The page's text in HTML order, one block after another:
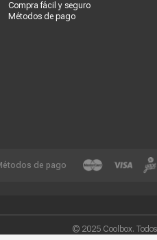
Compra fácil y seguro
Métodos de pago
de pago
© 2025 Coolbox.